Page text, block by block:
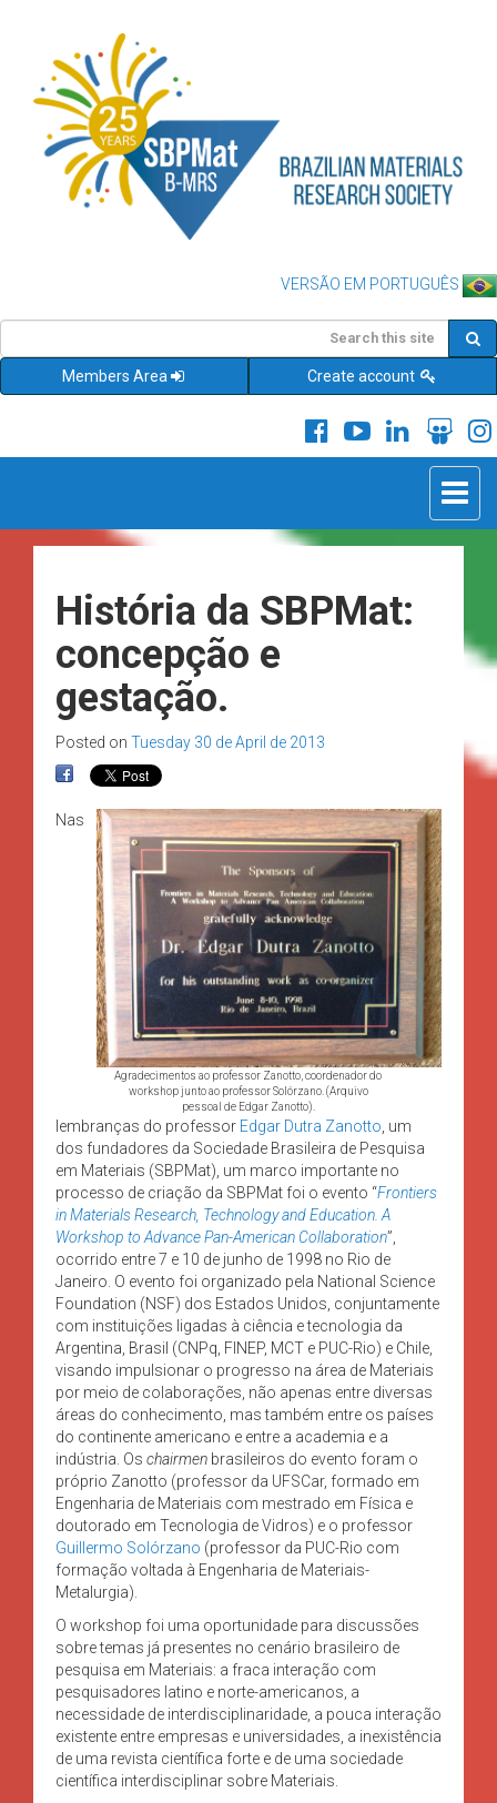
VERSÃO EM PORTUGUÊS
Members Area Create account
Toggle
História da SBPMat:
concepção e
gestação.
Posted on Tuesday 30 de April de 2013
Agradecimentos ao professor Zanotto, coordenador do
workshop junto ao professor Solórzano. (Arquivo
pessoal de Edgar Zanotto).
Nas
lembranças do professor Edgar Dutra Zanotto , um
dos fundadores da Sociedade Brasileira de Pesquisa
em Materiais (SBPMat), um marco importante no
processo de criação da SBPMat foi o evento “Frontiers
in Materials Research, Technology and Education. A
Workshop to Advance Pan-American Collaboration”,
ocorrido entre 7 e 10 de junho de 1998 no Rio de
Janeiro. O evento foi organizado pela National Science
Foundation (NSF) dos Estados Unidos, conjuntamente
com instituições ligadas à ciência e tecnologia da
Argentina, Brasil (CNPq, FINEP, MCT e PUC-Rio) e Chile,
visando impulsionar o progresso na área de Materiais
por meio de colaborações, não apenas entre diversas
áreas do conhecimento, mas também entre os países
do continente americano e entre a academia e a
indústria. Os chairmen brasileiros do evento foram o
próprio Zanotto (professor da UFSCar, formado em
Engenharia de Materiais com mestrado em Física e
doutorado em Tecnologia de Vidros) e o professor
Guillermo Solórzano (professor da PUC-Rio com
formação voltada à Engenharia de Materiais-
Metalurgia).
O workshop foi uma oportunidade para discussões
sobre temas já presentes no cenário brasileiro de
pesquisa em Materiais: a fraca interação com
pesquisadores latino e norte-americanos, a
necessidade de interdisciplinaridade, a pouca interação
existente entre empresas e universidades, a inexistência
de uma revista científica forte e de uma sociedade
científica interdisciplinar sobre Materiais.